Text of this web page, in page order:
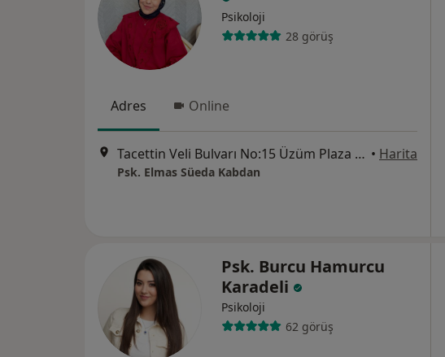
Psikoloji
28 görüş
Adres Online
Tacettin Veli Bulvarı No:15 Üzüm Plaza Kat: 4 No: 13 Melikgazi, Kayseri • Harita
Psk. Elmas Süeda Kabdan
Psk. Burcu Hamurcu
Karadeli
Psikoloji
62 görüş